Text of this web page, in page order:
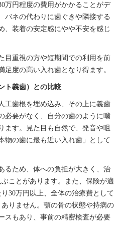
万円程度の費用がかかることがデ
バネの代わりに歯ぐきや隣接する
、装着の安定感にやや不安を感じ
目重視の方や短期間での利用を前
度の高い入れ歯となり得ます。
ト義歯）との比較
工歯根を埋め込み、その上に義歯
必要がなく、自分の歯のように噛
ます。見た目も自然で、発音や咀
物の歯に最も近い入れ歯」として
るため、体への負担が大きく、治
ことがあります。また、保険が適
30万円以上、全体の治療費として
りません。顎の骨の状態や持病の
スもあり、事前の精密検査が必要